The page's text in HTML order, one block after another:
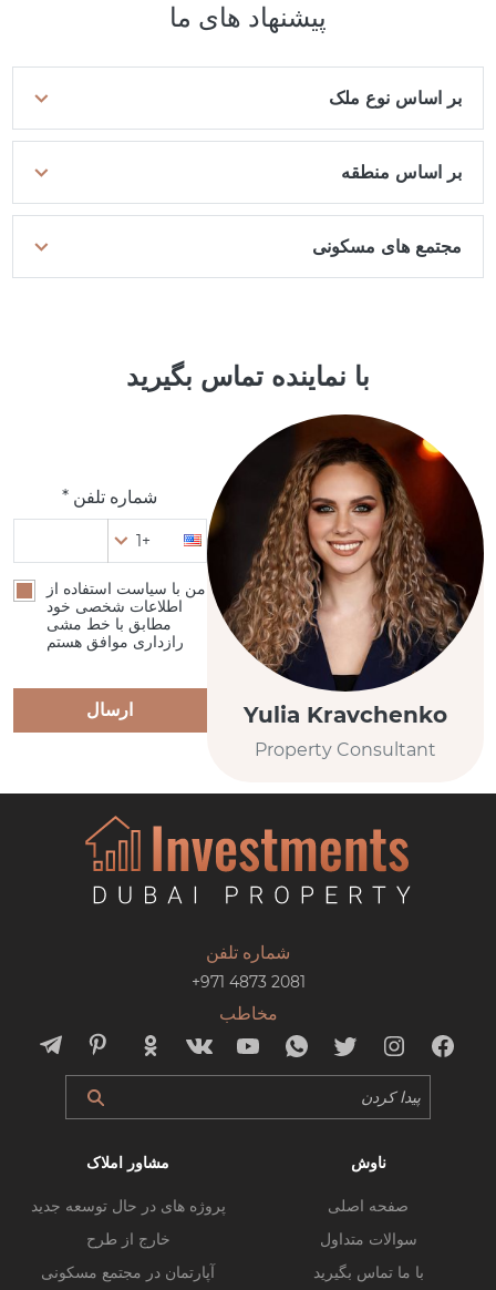
پیشنهاد های ما
بر اساس نوع ملک
بر اساس منطقه
مجتمع های مسکونی
با نماینده تماس بگیرید
Yulia Kravchenko
Property Consultant
شماره تلفن *
+1
من با سیاست استفاده از
اطلاعات شخصی خود
مطابق با خط مشی
رازداری موافق هستم
ارسال
شماره تلفن
+971 4873 2081
مخاطب
ناوش
صفحه اصلی
سوالات متداول
با ما تماس بگیرید
مشاور املاک
پروژه های در حال توسعه جدید
خارج از طرح
آپارتمان در مجتمع مسکونی